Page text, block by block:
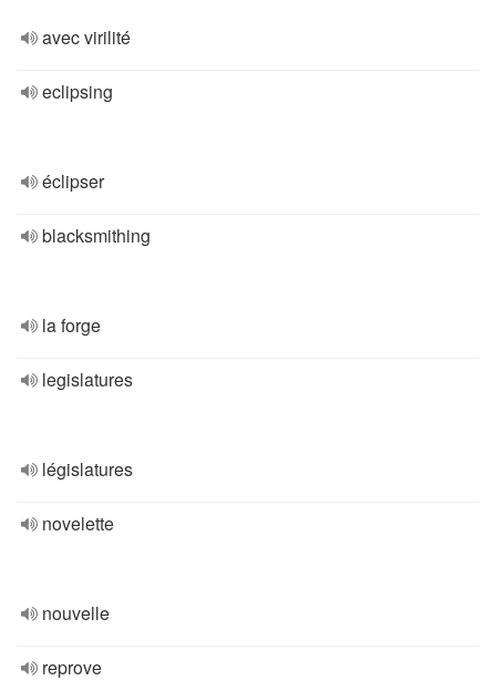
avec virilité
eclipsing
éclipser
blacksmithing
la forge
legislatures
législatures
novelette
nouvelle
reprove